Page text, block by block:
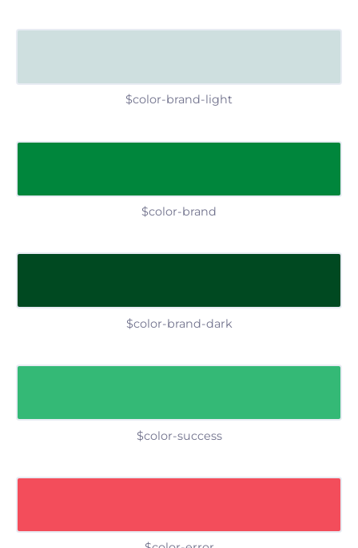
$color-brand-light
$color-brand
$color-brand-dark
$color-success